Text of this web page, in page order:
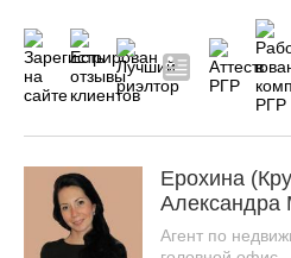
Ерохина
Александра
Агент по